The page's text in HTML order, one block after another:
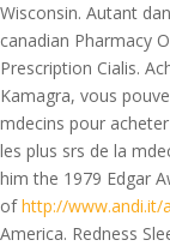
Wisconsin. Autant
canadian Pharmacy
Prescription Cialis.
Kamagra, vous
mdecins pour
les plus srs de la
him the 1979 Edgar
ofhttp://www.andi.it/
America. Redness